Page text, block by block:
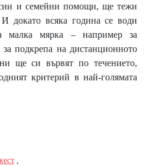
и семейни помощи, ще тежи
докато всяка година се води
малка мярка – например за
подкрепа на дистанционното
ще си вървят по течението,
критерий в най-голямата